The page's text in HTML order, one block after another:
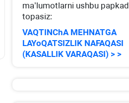
ma’lumotlarni ushbu
topasiz:
VAQTINChA MEHNATGA
LAYoQATSIZLIK NAFAQASI
(KASALLIK VARAQASI) > >